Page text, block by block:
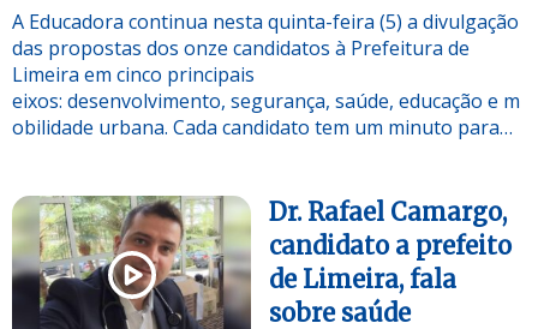
A Educadora continua nesta quinta-feira (5) a divulgação
das propostas dos onze candidatos à Prefeitura de
Limeira em cinco principais
eixos: desenvolvimento, segurança, saúde, educação e m
obilidade urbana. Cada candidato tem um minuto para…
Dr. Rafael Camargo,
candidato a prefeito
de Limeira, fala
sobre saúde